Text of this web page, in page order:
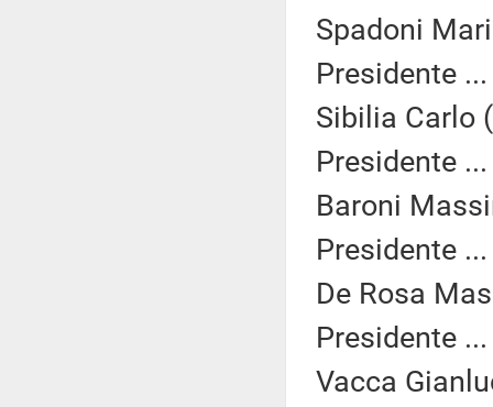
Spadoni
Presidente
Sibilia Carlo
Presidente
Baroni
Presidente
De Rosa
Presidente
Vacca